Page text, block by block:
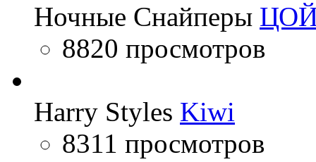
Ночные Снайперы
8820 просмотров
Harry Styles Kiwi
8311 просмотров